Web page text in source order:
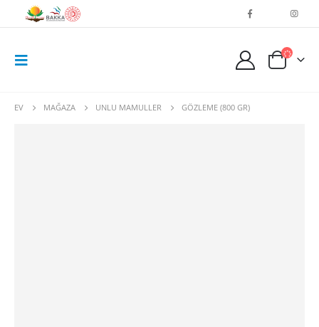
EV MAĞAZA UNLU MAMULLER GÖZLEME (800 GR)